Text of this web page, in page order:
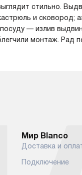
стильно.
и сковород;
— излив
монтаж. Рад
Мир Blanco
Доставка и
Подключение